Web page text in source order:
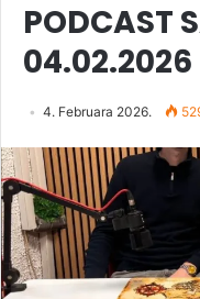
PODCAST
4. Februara 2026.